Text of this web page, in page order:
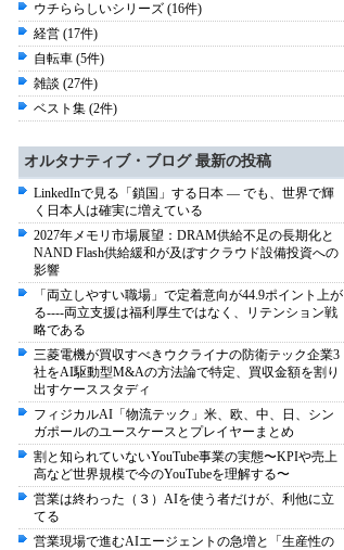
ウチららしいシリーズ (16件)
経営 (17件)
自転車 (5件)
雑談 (27件)
ベスト集 (2件)
オルタナティブ・ブログ 最新の投稿
LinkedInで見る「鎖国」する日本 ― でも、世界で輝
く日本人は確実に増えている
2027年メモリ市場展望：DRAM供給不足の長期化と
NAND Flash供給緩和が及ぼすクラウド設備投資への
影響
「両立しやすい職場」で定着意向が44.9ポイント上が
る----両立支援は福利厚生ではなく、リテンション戦
略である
三菱電機が買収すべきウクライナの防衛テック企業3
社をAI駆動型M&Aの方法論で特定、買収金額を割り
出すケーススタディ
フィジカルAI「物流テック」米、欧、中、日、シン
ガポールのユースケースとプレイヤーまとめ
割と知られていないYouTube事業の実態〜KPIや売上
高など世界規模で今のYouTubeを理解する〜
営業は終わった（３）AIを使う者だけが、利他に立
てる
営業現場で進むAIエージェントの急増と「生産性の